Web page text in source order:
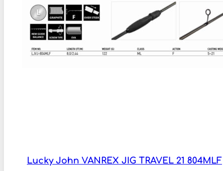
Lucky John VANREX JIG TRAVEL 21 804MLF